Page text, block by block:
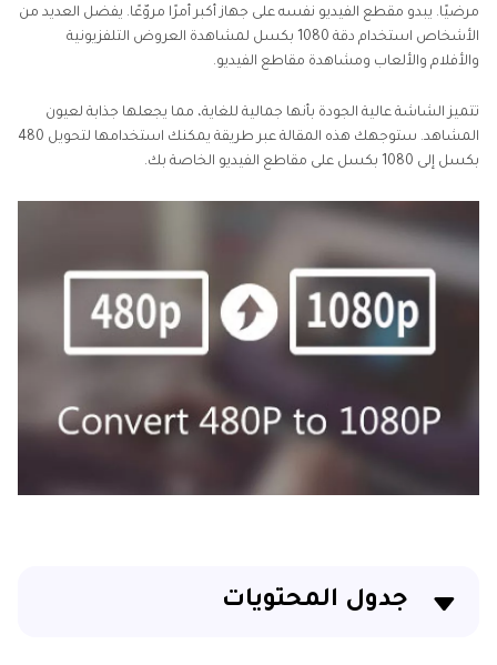
مرضيًا. يبدو مقطع الفيديو نفسه على جهاز أكبر أمرًا مروّعًا. يفضل العديد من
الأشخاص استخدام دقة 1080 بكسل لمشاهدة العروض التلفزيونية
والأفلام والألعاب ومشاهدة مقاطع الفيديو.
تتميز الشاشة عالية الجودة بأنها جمالية للغاية، مما يجعلها جذابة لعيون
المشاهد. ستوجهك هذه المقالة عبر طريقة يمكنك استخدامها لتحويل 480
بكسل إلى 1080 بكسل على مقاطع الفيديو الخاصة بك.
جدول المحتويات